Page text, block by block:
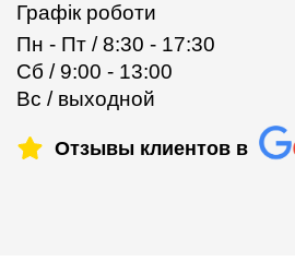
Графік роботи
Пн - Пт / 8:30 - 17:30
Сб / 9:00 - 13:00
Вс / выходной
Отзывы клиентов в